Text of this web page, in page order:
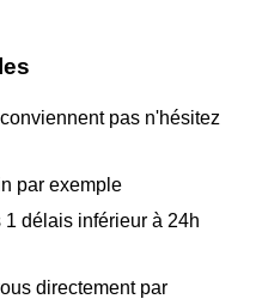
pas n'hésitez
par exemple
délais inférieur à 24h
directement par